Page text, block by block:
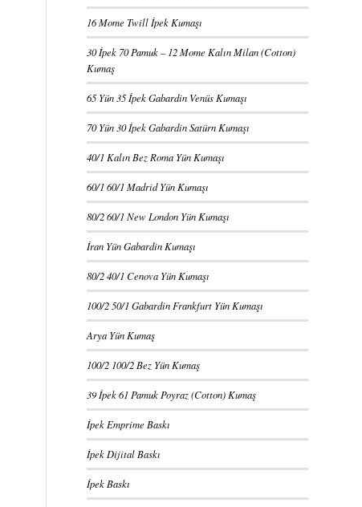
16 Mome Twill İpek Kumaşı
30 İpek 70 Pamuk – 12 Mome Kalın Milan (Cotton)
Kumaş
65 Yün 35 İpek Gabardin Venüs Kumaşı
70 Yün 30 İpek Gabardin Satürn Kumaşı
40/1 Kalın Bez Roma Yün Kumaşı
60/1 60/1 Madrid Yün Kumaşı
80/2 60/1 New London Yün Kumaşı
İran Yün Gabardin Kumaşı
80/2 40/1 Cenova Yün Kumaşı
100/2 50/1 Gabardin Frankfurt Yün Kumaşı
Arya Yün Kumaş
100/2 100/2 Bez Yün Kumaş
39 İpek 61 Pamuk Poyraz (Cotton) Kumaş
İpek Emprime Baskı
İpek Dijital Baskı
İpek Baskı